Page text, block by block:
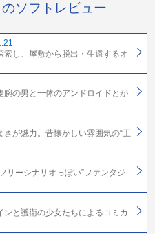
のソフトレビュー
し、屋敷から脱出・生還するオ
の男と一体のアンドロイドとが
が魅力。昔懐かしい雰囲気の“王
リーシナリオっぽい”ファンタジ
と護衛の少女たちによるコミカ